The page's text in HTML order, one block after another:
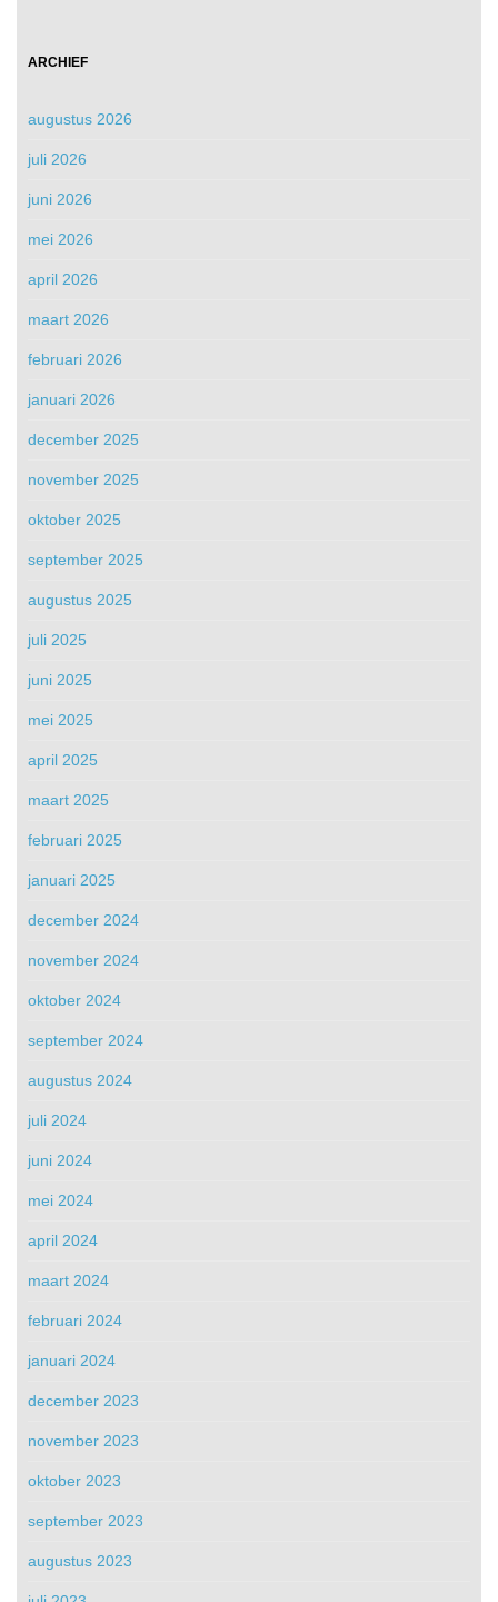
ARCHIEF
augustus 2026
juli 2026
juni 2026
mei 2026
april 2026
maart 2026
februari 2026
januari 2026
december 2025
november 2025
oktober 2025
september 2025
augustus 2025
juli 2025
juni 2025
mei 2025
april 2025
maart 2025
februari 2025
januari 2025
december 2024
november 2024
oktober 2024
september 2024
augustus 2024
juli 2024
juni 2024
mei 2024
april 2024
maart 2024
februari 2024
januari 2024
december 2023
november 2023
oktober 2023
september 2023
augustus 2023